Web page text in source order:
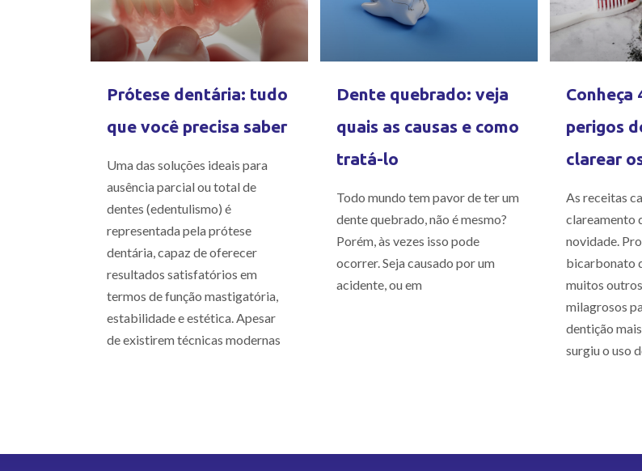
Prótese dentária: tudo
que você precisa saber
Uma das soluções ideais para
ausência parcial ou total de
dentes (edentulismo) é
representada pela prótese
dentária, capaz de oferecer
resultados satisfatórios em
termos de função mastigatória,
estabilidade e estética. Apesar
de existirem técnicas modernas
Dente quebrado: veja
quais as causas e como
tratá-lo
Todo mundo tem pavor de ter um
dente quebrado, não é mesmo?
Porém, às vezes isso pode
ocorrer. Seja causado por um
acidente, ou em
Conheça
perigos
clarear
As receitas
clareamento
novidade.
bicarbonato
muitos
milagrosos
dentição
surgiu o uso